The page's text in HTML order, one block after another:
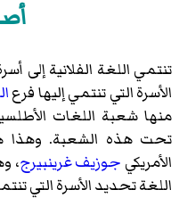
تنتمي اللغة الفلانية إلى
الأسرة التي تنتمي إليها فرع
منها شعبة اللغات
تحت هذه الشعبة. وهذا
الأمريكي جوزيف غرينبيرج،
اللغة تحديد الأسرة التي